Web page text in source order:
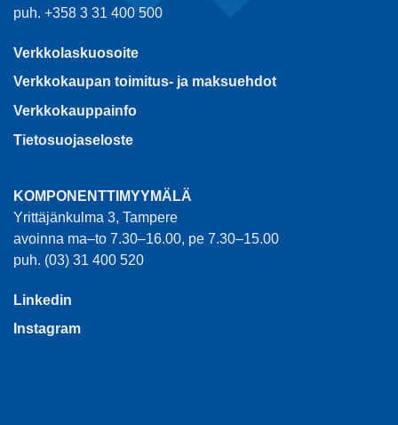
puh. +358 3 31 400 500
Verkkolaskuosoite
Verkkokaupan toimitus- ja maksuehdot
Verkkokauppainfo
Tietosuojaseloste
KOMPONENTTIMYYMÄLÄ
Yrittäjänkulma 3, Tampere
avoinna ma–to 7.30–16.00, pe 7.30–15.00
puh. (03) 31 400 520
Linkedin
Instagram